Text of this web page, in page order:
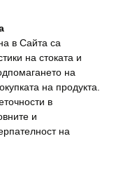
в Сайта са
на стоката и
на
на продукта.
в
и
на